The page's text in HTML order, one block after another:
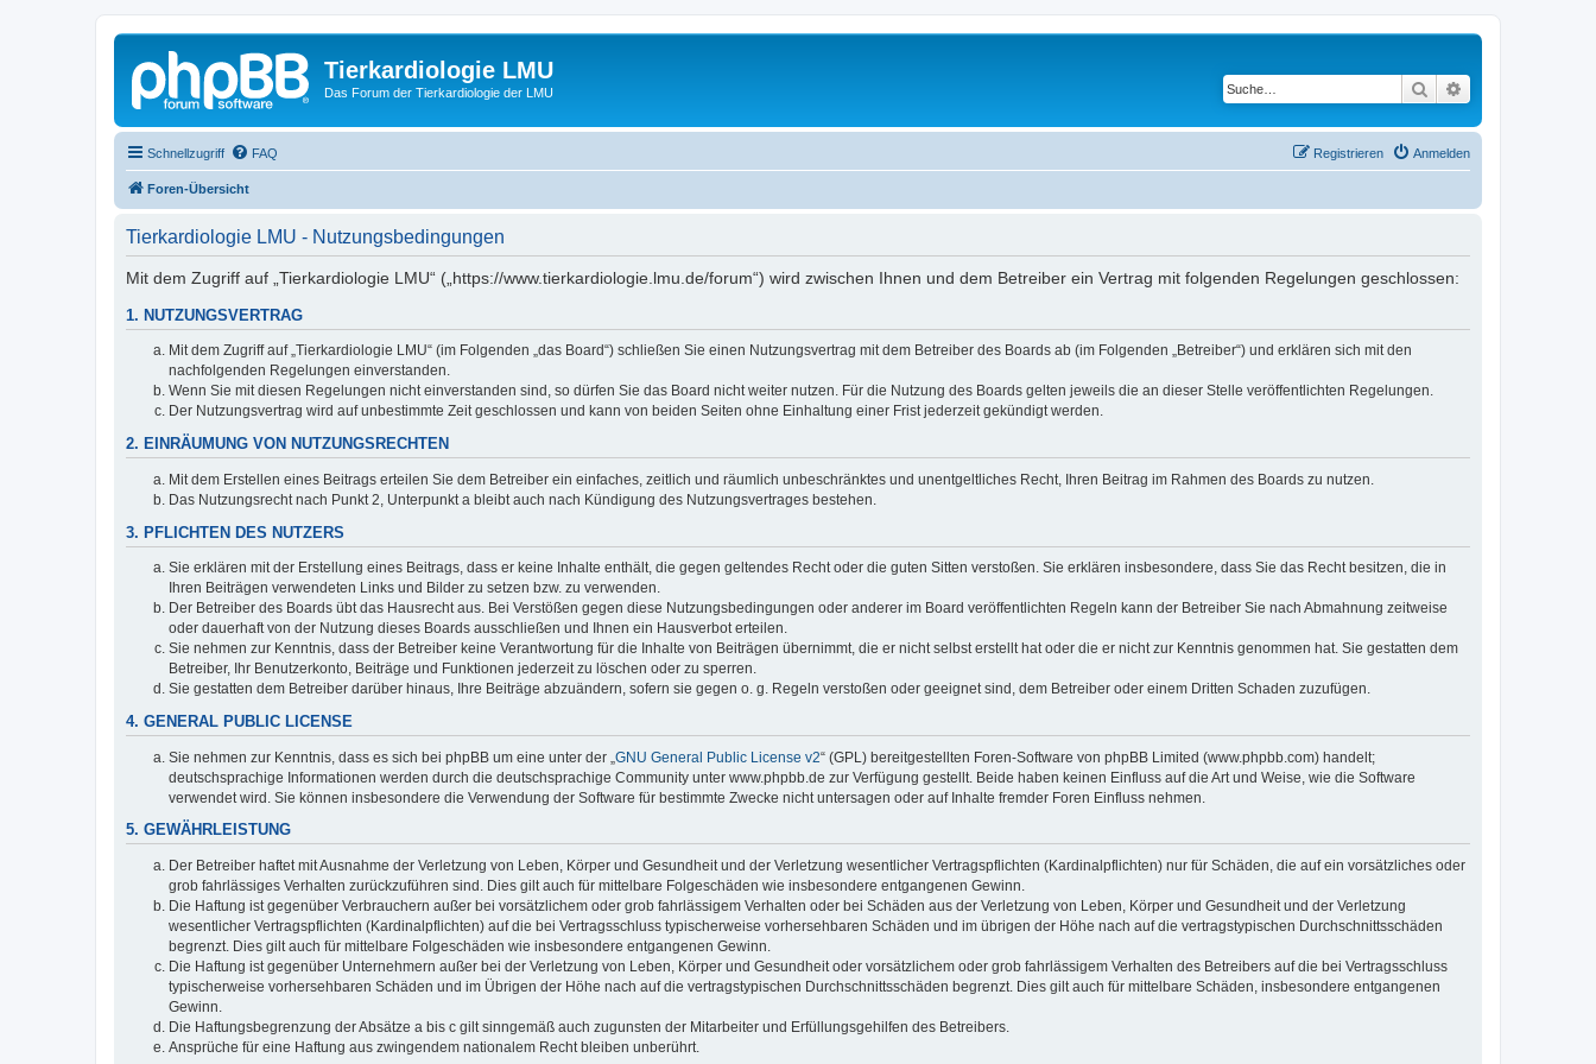
Tierkardiologie LMU
Das Forum der Tierkardiologie der LMU Suche
Schnellzugriff FAQ Anmelden
Registrieren
Foren-Übersicht
Tierkardiologie LMU - Nutzungsbedingungen
Mit dem Zugriff auf „Tierkardiologie LMU“ („https://www.tierkardiologie.lmu.de/forum“) wird zwischen Ihnen und dem Betreiber ein Vertrag mit folgenden Regelungen geschlossen:
1. NUTZUNGSVERTRAG
Mit dem Zugriff auf „Tierkardiologie LMU“ (im Folgenden „das Board“) schließen Sie einen Nutzungsvertrag mit dem Betreiber des Boards ab (im Folgenden „Betreiber“) und erklären sich mit den
nachfolgenden Regelungen einverstanden.
Wenn Sie mit diesen Regelungen nicht einverstanden sind, so dürfen Sie das Board nicht weiter nutzen. Für die Nutzung des Boards gelten jeweils die an dieser Stelle veröffentlichten Regelungen.
Der Nutzungsvertrag wird auf unbestimmte Zeit geschlossen und kann von beiden Seiten ohne Einhaltung einer Frist jederzeit gekündigt werden.
2. EINRÄUMUNG VON NUTZUNGSRECHTEN
Mit dem Erstellen eines Beitrags erteilen Sie dem Betreiber ein einfaches, zeitlich und räumlich unbeschränktes und unentgeltliches Recht, Ihren Beitrag im Rahmen des Boards zu nutzen.
Das Nutzungsrecht nach Punkt 2, Unterpunkt a bleibt auch nach Kündigung des Nutzungsvertrages bestehen.
3. PFLICHTEN DES NUTZERS
Sie erklären mit der Erstellung eines Beitrags, dass er keine Inhalte enthält, die gegen geltendes Recht oder die guten Sitten verstoßen. Sie erklären insbesondere, dass Sie das Recht besitzen, die in
Ihren Beiträgen verwendeten Links und Bilder zu setzen bzw. zu verwenden.
Der Betreiber des Boards übt das Hausrecht aus. Bei Verstößen gegen diese Nutzungsbedingungen oder anderer im Board veröffentlichten Regeln kann der Betreiber Sie nach Abmahnung zeitweise
oder dauerhaft von der Nutzung dieses Boards ausschließen und Ihnen ein Hausverbot erteilen.
Sie nehmen zur Kenntnis, dass der Betreiber keine Verantwortung für die Inhalte von Beiträgen übernimmt, die er nicht selbst erstellt hat oder die er nicht zur Kenntnis genommen hat. Sie gestatten dem
Betreiber, Ihr Benutzerkonto, Beiträge und Funktionen jederzeit zu löschen oder zu sperren.
Sie gestatten dem Betreiber darüber hinaus, Ihre Beiträge abzuändern, sofern sie gegen o. g. Regeln verstoßen oder geeignet sind, dem Betreiber oder einem Dritten Schaden zuzufügen.
4. GENERAL PUBLIC LICENSE
Sie nehmen zur Kenntnis, dass es sich bei phpBB um eine unter der „ GNU General Public License v2“ (GPL) bereitgestellten Foren-Software von phpBB Limited (www.phpbb.com) handelt;
deutschsprachige Informationen werden durch die deutschsprachige Community unter www.phpbb.de zur Verfügung gestellt. Beide haben keinen Einfluss auf die Art und Weise, wie die Software
verwendet wird. Sie können insbesondere die Verwendung der Software für bestimmte Zwecke nicht untersagen oder auf Inhalte fremder Foren Einfluss nehmen.
5. GEWÄHRLEISTUNG
Der Betreiber haftet mit Ausnahme der Verletzung von Leben, Körper und Gesundheit und der Verletzung wesentlicher Vertragspflichten (Kardinalpflichten) nur für Schäden, die auf ein vorsätzliches oder
grob fahrlässiges Verhalten zurückzuführen sind. Dies gilt auch für mittelbare Folgeschäden wie insbesondere entgangenen Gewinn.
Die Haftung ist gegenüber Verbrauchern außer bei vorsätzlichem oder grob fahrlässigem Verhalten oder bei Schäden aus der Verletzung von Leben, Körper und Gesundheit und der Verletzung
wesentlicher Vertragspflichten (Kardinalpflichten) auf die bei Vertragsschluss typischerweise vorhersehbaren Schäden und im übrigen der Höhe nach auf die vertragstypischen Durchschnittsschäden
begrenzt. Dies gilt auch für mittelbare Folgeschäden wie insbesondere entgangenen Gewinn.
Die Haftung ist gegenüber Unternehmern außer bei der Verletzung von Leben, Körper und Gesundheit oder vorsätzlichem oder grob fahrlässigem Verhalten des Betreibers auf die bei Vertragsschluss
typischerweise vorhersehbaren Schäden und im Übrigen der Höhe nach auf die vertragstypischen Durchschnittsschäden begrenzt. Dies gilt auch für mittelbare Schäden, insbesondere entgangenen
Gewinn.
Die Haftungsbegrenzung der Absätze a bis c gilt sinngemäß auch zugunsten der Mitarbeiter und Erfüllungsgehilfen des Betreibers.
Ansprüche für eine Haftung aus zwingendem nationalem Recht bleiben unberührt.